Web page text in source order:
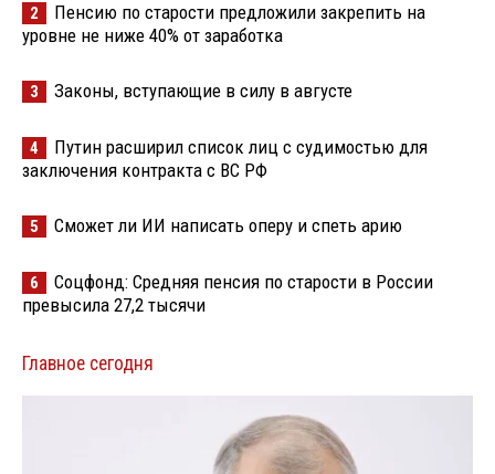
2
Пенсию по старости предложили закрепить на
уровне не ниже 40% от заработка
3 Законы, вступающие в силу в августе
4
Путин расширил список лиц с судимостью для
заключения контракта с ВС РФ
5 Сможет ли ИИ написать оперу и спеть арию
6
Соцфонд: Средняя пенсия по старости в России
превысила 27,2 тысячи
Главное сегодня